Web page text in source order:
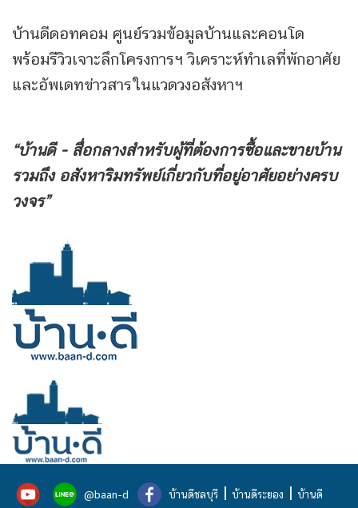
บ้านดีดอทคอม ศูนย์รวมข้อมูลบ้านและคอนโด
พร้อมรีวิวเจาะลึกโครงการฯ วิเคราะห์ทำเลที่พักอาศัย
และอัพเดทข่าวสารในแวดวงอสังหาฯ
“บ้านดี - สื่อกลางสำหรับผู้ที่ต้องการซื้อและขายบ้าน
รวมถึง อสังหาริมทรัพย์เกี่ยวกับที่อยู่อาศัยอย่างครบ
วงจร”
@baan-d บ้านดีชลบุรี | บ้านดีระยอง | บ้านดี